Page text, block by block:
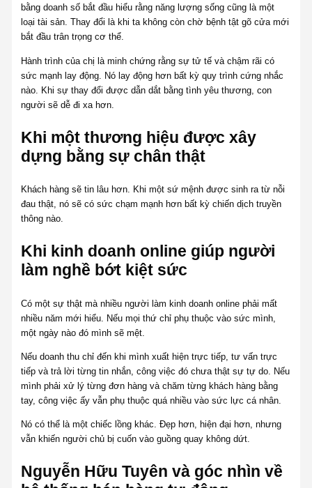
bằng doanh số bắt đầu hiểu rằng năng lượng sống cũng là một
loại tài sản. Thay đổi là khi ta không còn chờ bệnh tật gõ cửa mới
bắt đầu trân trọng cơ thể.
Hành trình của chị là minh chứng rằng sự tử tế và chậm rãi có
sức mạnh lay động. Nó lay động hơn bất kỳ quy trình cứng nhắc
nào. Khi sự thay đổi được dẫn dắt bằng tình yêu thương, con
người sẽ dễ đi xa hơn.
Khi một thương hiệu được xây
dựng bằng sự chân thật
Khách hàng sẽ tin lâu hơn. Khi một sứ mệnh được sinh ra từ nỗi
đau thật, nó sẽ có sức chạm mạnh hơn bất kỳ chiến dịch truyền
thông nào.
Khi kinh doanh online giúp người
làm nghề bớt kiệt sức
Có một sự thật mà nhiều người làm kinh doanh online phải mất
nhiều năm mới hiểu. Nếu mọi thứ chỉ phụ thuộc vào sức mình,
một ngày nào đó mình sẽ mệt.
Nếu doanh thu chỉ đến khi mình xuất hiện trực tiếp, tư vấn trực
tiếp và trả lời từng tin nhắn, công việc đó chưa thật sự tự do. Nếu
mình phải xử lý từng đơn hàng và chăm từng khách hàng bằng
tay, công việc ấy vẫn phụ thuộc quá nhiều vào sức lực cá nhân.
Nó có thể là một chiếc lồng khác. Đẹp hơn, hiện đại hơn, nhưng
vẫn khiến người chủ bị cuốn vào guồng quay không dứt.
Nguyễn Hữu Tuyên và góc nhìn về